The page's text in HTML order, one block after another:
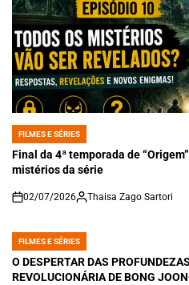
POSTED
IN
FILMES E SÉRIES
Final da 4ª temporada de
mistérios da série
on
02/07/2026 Thaisa Zago Sartori
POSTED
IN
FILMES E SÉRIES
O DESPERTAR DAS
REVOLUCIONÁRIA DE BONG